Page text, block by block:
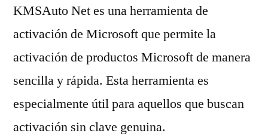
KMSAuto Net es una herramienta de
activación de Microsoft que permite la
activación de productos Microsoft de manera
sencilla y rápida. Esta herramienta es
especialmente útil para aquellos que buscan
activación sin clave genuina.